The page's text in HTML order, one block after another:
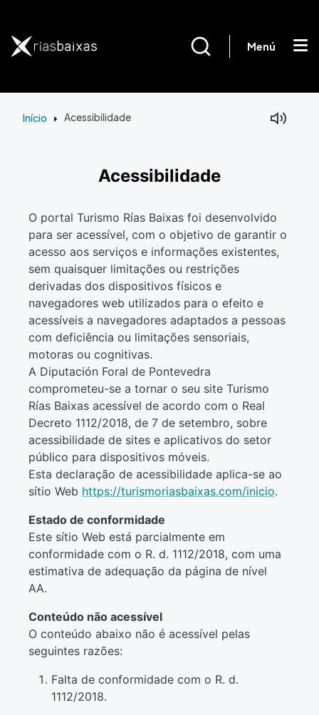
Menú
Início Acessibilidade
Acessibilidade
O portal Turismo Rías Baixas foi desenvolvido
para ser acessível, com o objetivo de garantir o
acesso aos serviços e informações existentes,
sem quaisquer limitações ou restrições
derivadas dos dispositivos físicos e
navegadores web utilizados para o efeito e
acessíveis a navegadores adaptados a pessoas
com deficiência ou limitações sensoriais,
motoras ou cognitivas.
A Diputación Foral de Pontevedra
comprometeu-se a tornar o seu site Turismo
Rías Baixas acessível de acordo com o Real
Decreto 1112/2018, de 7 de setembro, sobre
acessibilidade de sites e aplicativos do setor
público para dispositivos móveis.
Esta declaração de acessibilidade aplica-se ao
sítio Web https://turismoriasbaixas.com/inicio.
Estado de conformidade
Este sítio Web está parcialmente em
conformidade com o R. d. 1112/2018, com uma
estimativa de adequação da página de nível
AA.
Conteúdo não acessível
O conteúdo abaixo não é acessível pelas
seguintes razões:
Falta de conformidade com o R. d.
1112/2018.